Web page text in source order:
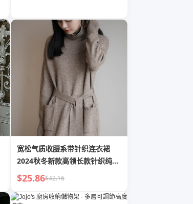
宽松气质收腰系带针织连衣裙
2024秋冬新款高领长款针织纯色
毛衣女
$25.86$42.16